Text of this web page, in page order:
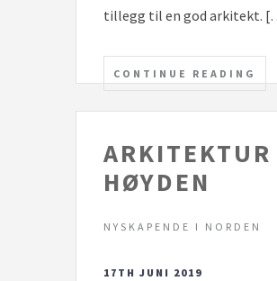
tillegg til en god arkitekt.
CONTINUE READING
HØYDEN
NYSKAPENDE I NORDEN
17TH JUNI 2019